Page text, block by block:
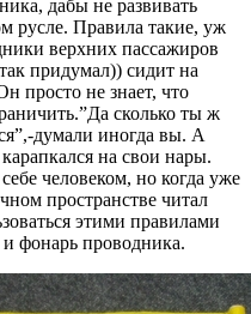
дабы не развивать
русле. Правила такие, уж
верхних пассажиров
придумал)) сидит на
просто не знает, что
сколько ты ж
думали иногда вы. А
на свои нары.
человеком, но когда уже
пространстве читал
этими правилами
фонарь проводника.